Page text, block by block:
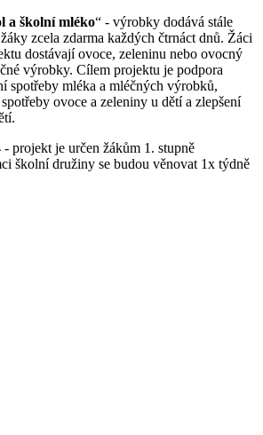
a školní mléko“ - výrobky dodává stále
zcela zdarma každých čtrnáct dnů. Žáci
dostávají ovoce, zeleninu nebo ovocný
výrobky. Cílem projektu je podpora
spotřeby mléka a mléčných výrobků,
ovoce a zeleniny u dětí a zlepšení
- projekt je určen žákům 1. stupně
školní družiny se budou věnovat 1x týdně